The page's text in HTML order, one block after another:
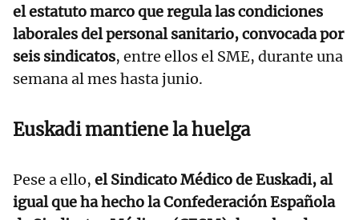
el estatuto marco que regula las condiciones
laborales del personal sanitario, convocada por
seis sindicatos, entre ellos el SME, durante una
semana al mes hasta junio.
Euskadi mantiene la huelga
Pese a ello, el Sindicato Médico de Euskadi, al
igual que ha hecho la Confederación Española